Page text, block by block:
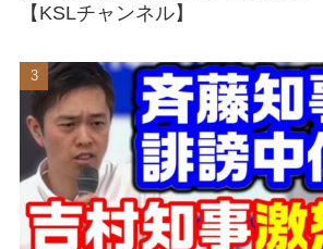
【KSLチャンネル】